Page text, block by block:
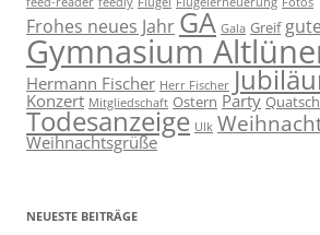
Frohes neues JahrGA Gala Greif
Gymnasium
Hermann Fischer Herr Fischer
Konzert Mitgliedschaft Ostern Party Quatsch
Todesanzeige Ulk
Weihnachtsgrüße
NEUESTE BEITRÄGE